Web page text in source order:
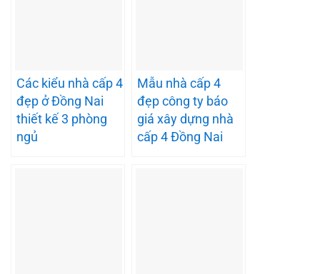
Các kiểu nhà cấp 4
đẹp ở Đồng Nai
thiết kế 3 phòng
ngủ
Mẫu nhà cấp 4
đẹp công ty báo
giá xây dựng nhà
cấp 4 Đồng Nai